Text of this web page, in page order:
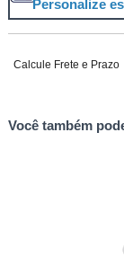
Personalize
Calcule Frete e Prazo
Você também